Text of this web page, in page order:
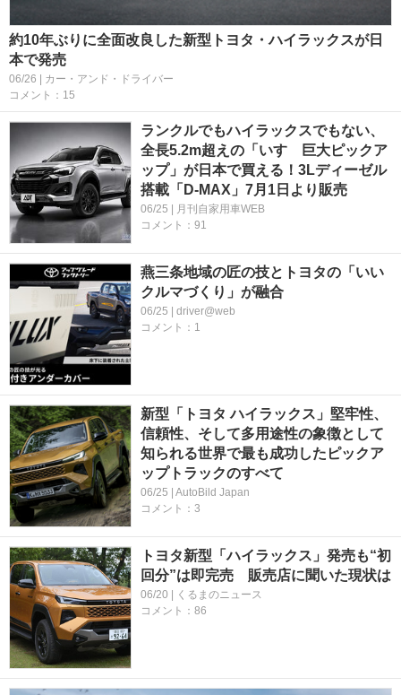
約10年ぶりに全面改良した新型トヨタ・ハイラックスが日
本で発売
06/26 | カー・アンド・ドライバー
コメント：15
ランクルでもハイラックスでもない、
全長5.2m超えの「いすゞ巨大ピックア
ップ」が日本で買える！3Lディーゼル
搭載「D-MAX」7月1日より販売
06/25 | 月刊自家用車WEB
コメント：91
燕三条地域の匠の技とトヨタの「いい
クルマづくり」が融合
06/25 | driver@web
コメント：1
新型「トヨタ ハイラックス」堅牢性、
信頼性、そして多用途性の象徴として
知られる世界で最も成功したピックア
ップトラックのすべて
06/25 | AutoBild Japan
コメント：3
トヨタ新型「ハイラックス」発売も“初
回分”は即完売 販売店に聞いた現状は
06/20 | くるまのニュース
コメント：86